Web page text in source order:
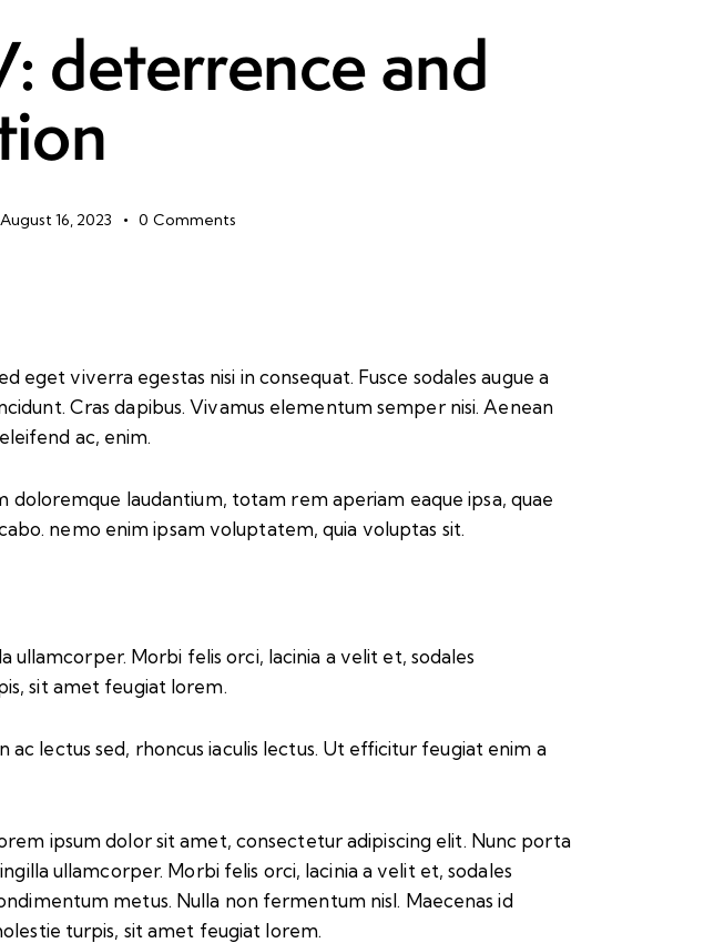
deterrence and
August 16, 2023 0 Comments
eget viverra egestas nisi in consequat. Fusce sodales augue a
Cras dapibus. Vivamus elementum semper nisi. Aenean
ac, enim.
laudantium, totam rem aperiam eaque ipsa, quae
nemo enim ipsam voluptatem, quia voluptas sit.
Morbi felis orci, lacinia a velit et, sodales
sit amet feugiat lorem.
lectus sed, rhoncus iaculis lectus. Ut efficitur feugiat enim a
ipsum dolor sit amet, consectetur adipiscing elit. Nunc porta
ullamcorper. Morbi felis orci, lacinia a velit et, sodales
metus. Nulla non fermentum nisl. Maecenas id
turpis, sit amet feugiat lorem.